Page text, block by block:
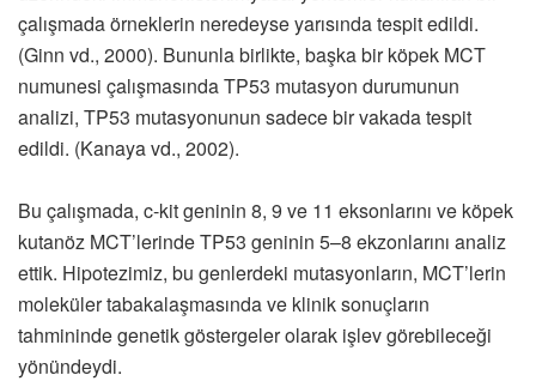
çalışmada örneklerin neredeyse yarısında tespit edildi.
(Ginn vd., 2000). Bununla birlikte, başka bir köpek MCT
numunesi çalışmasında TP53 mutasyon durumunun
analizi, TP53 mutasyonunun sadece bir vakada tespit
edildi. (Kanaya vd., 2002).
Bu çalışmada, c-kit geninin 8, 9 ve 11 eksonlarını ve köpek
kutanöz MCT’lerinde TP53 geninin 5–8 ekzonlarını analiz
ettik. Hipotezimiz, bu genlerdeki mutasyonların, MCT’lerin
moleküler tabakalaşmasında ve klinik sonuçların
tahmininde genetik göstergeler olarak işlev görebileceği
yönündeydi.